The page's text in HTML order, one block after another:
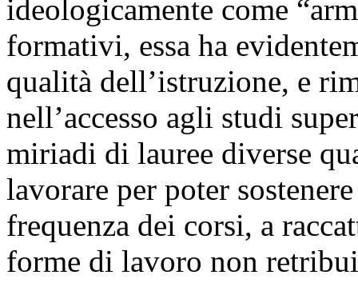
ideologicamente come
formativi, essa ha
qualità dell’istruzione, e
nell’accesso agli studi
miriadi di lauree diverse
lavorare per poter
frequenza dei corsi, a
forme di lavoro non